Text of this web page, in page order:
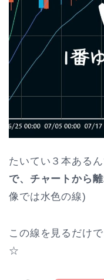
たいてい３本ある
で、チャートから
像では水色の線)
この線を見るだけ
☆